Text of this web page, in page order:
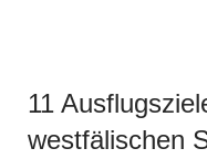
11
westfälischen